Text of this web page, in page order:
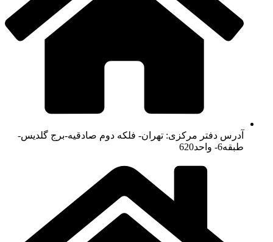
آدرس دفتر مرکزی: تهران- فلکه دوم صادقیه-برج گلدیس-
طبقه6- واحد620